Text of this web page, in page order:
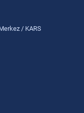
/ KARS